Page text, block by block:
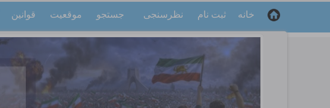
خانه ثبت نام نظرسنجی جستجو موقعیت قوانین